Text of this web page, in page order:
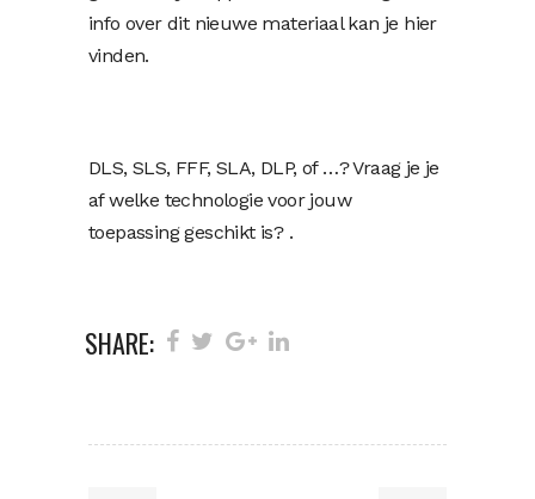
info over dit nieuwe materiaal kan je hier
vinden.
DLS, SLS, FFF, SLA, DLP, of …? Vraag je je
af welke technologie voor jouw
toepassing geschikt is? .
SHARE: